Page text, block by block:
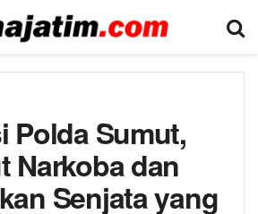
Polda Sumut,
Narkoba dan
Senjata yang